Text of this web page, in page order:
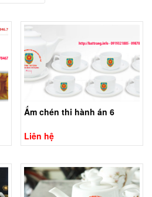
Ấm chén thi hành án 6
Liên hệ